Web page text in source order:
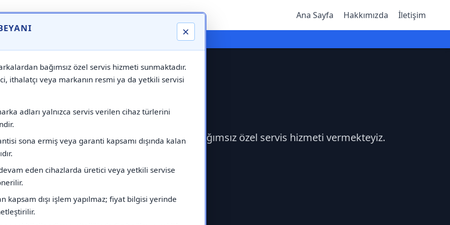
×
bağımsız özel servis hizmeti sunmaktadır.
ithalatçı veya markanın resmi ya da yetkili servisi
adları yalnızca servis verilen cihaz türlerini
sona ermiş veya garanti kapsamı dışında kalan
eden cihazlarda üretici veya yetkili servise
kapsam dışı işlem yapılmaz; fiyat bilgisi yerinde
Ana Sayfa Hakkımızda İletişim
⚠️ Markadan Bağımsız "Özel Servis" Hizmeti
Servisi çağırabilirsiniz.Markadan bağımsız özel servis hizmeti vermekteyiz.